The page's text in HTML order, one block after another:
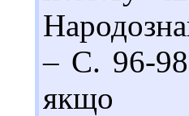
– С. 96-
якщо